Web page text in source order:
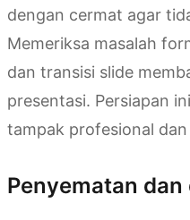
dengan cermat agar
Memeriksa masalah
dan transisi slide
presentasi. Persiapan
tampak profesional
Penyematan